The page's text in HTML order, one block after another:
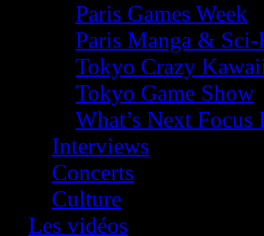
Paris Games Week
Paris Manga &
Tokyo Crazy
Tokyo Game Show
What’s Next
Interviews
Concerts
Culture
Les vidéos